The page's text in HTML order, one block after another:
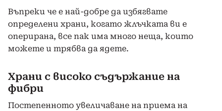
Въпреки че е най-добре да избягвате
определени храни, когато жлъчката ви е
оперирана, все пак има много неща, които
можете и трябва да ядете.
Храни с високо съдържание на
фибри
Постепенното увеличаване на приема на